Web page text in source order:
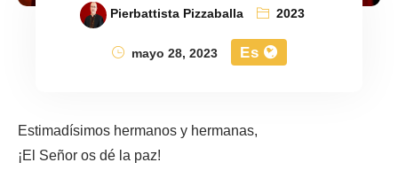
Pierbattista Pizzaballa
2023
mayo 28, 2023
Es
Estimadísimos hermanos y hermanas,
¡El Señor os dé la paz!